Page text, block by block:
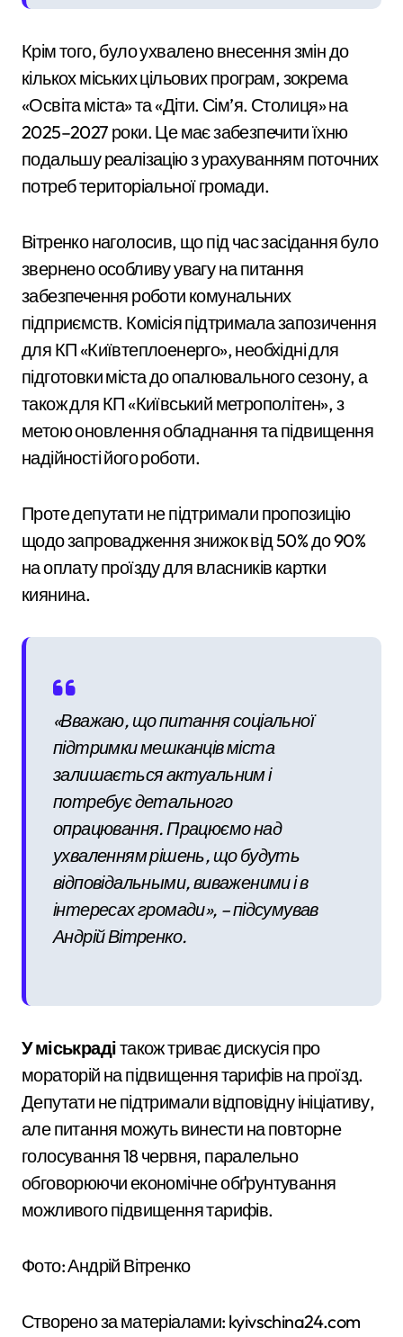
Крім того, було ухвалено внесення змін до
кількох міських цільових програм, зокрема
«Освіта міста» та «Діти. Сім’я. Столиця» на
2025–2027 роки. Це має забезпечити їхню
подальшу реалізацію з урахуванням поточних
потреб територіальної громади.
Вітренко наголосив, що під час засідання було
звернено особливу увагу на питання
забезпечення роботи комунальних
підприємств. Комісія підтримала запозичення
для КП «Київтеплоенерго», необхідні для
підготовки міста до опалювального сезону, а
також для КП «Київський метрополітен», з
метою оновлення обладнання та підвищення
надійності його роботи.
Проте депутати не підтримали пропозицію
щодо запровадження знижок від 50% до 90%
на оплату проїзду для власників картки
киянина.
«Вважаю, що питання соціальної
підтримки мешканців міста
залишається актуальним і
потребує детального
опрацювання. Працюємо над
ухваленням рішень, що будуть
відповідальными, виваженими і в
інтересах громади», – підсумував
Андрій Вітренко.
У міськрадітакож триває дискусія про
мораторій на підвищення тарифів на проїзд.
Депутати не підтримали відповідну ініціативу,
але питання можуть винести на повторне
голосування 18 червня, паралельно
обговорюючи економічне обґрунтування
можливого підвищення тарифів.
Фото: Андрій Вітренко
Створено за матеріалами: kyivschina24.com